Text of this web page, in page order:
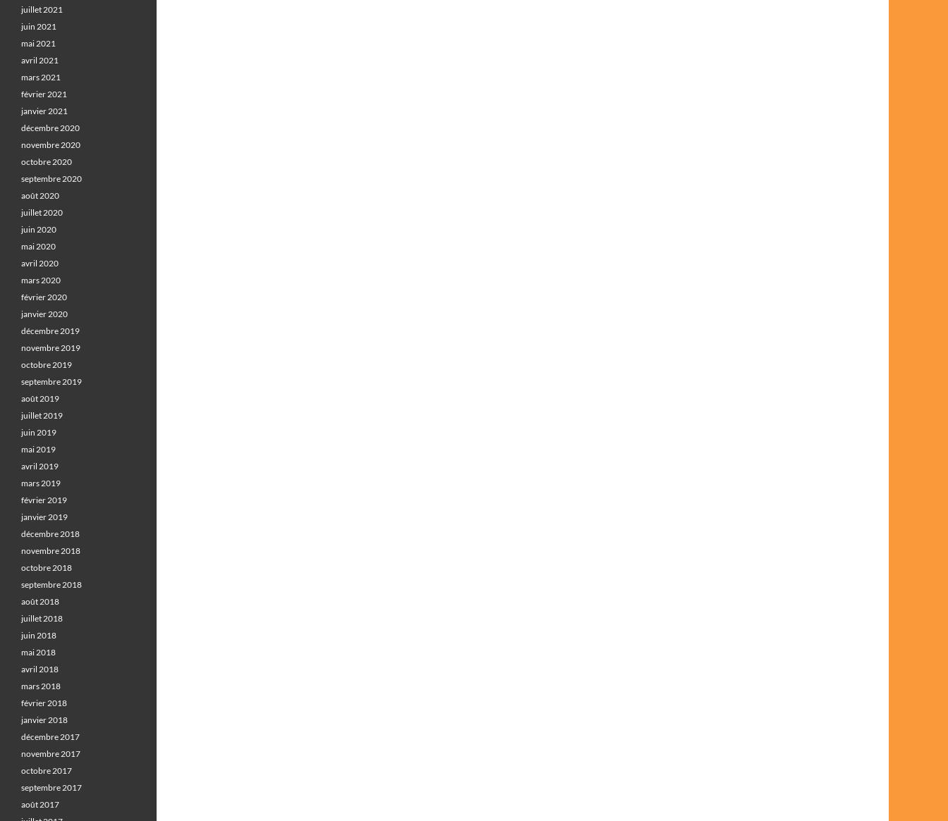
juillet 2021
juin 2021
mai 2021
avril 2021
mars 2021
février 2021
janvier 2021
décembre 2020
novembre 2020
octobre 2020
septembre 2020
août 2020
juillet 2020
juin 2020
mai 2020
avril 2020
mars 2020
février 2020
janvier 2020
décembre 2019
novembre 2019
octobre 2019
septembre 2019
août 2019
juillet 2019
juin 2019
mai 2019
avril 2019
mars 2019
février 2019
janvier 2019
décembre 2018
novembre 2018
octobre 2018
septembre 2018
août 2018
juillet 2018
juin 2018
mai 2018
avril 2018
mars 2018
février 2018
janvier 2018
décembre 2017
novembre 2017
octobre 2017
septembre 2017
août 2017